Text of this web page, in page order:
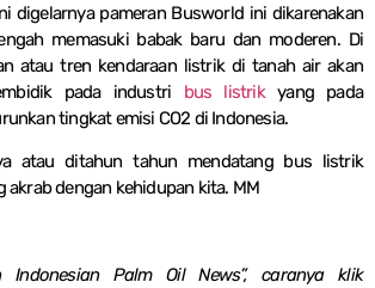
digelarnya pameran Busworld ini dikarenakan
memasuki babak baru dan moderen. Di
atau tren kendaraan listrik di tanah air akan
pada industri bus listrikyang pada
tingkat emisi CO2 di Indonesia.
atau ditahun tahun mendatang bus listrik
akrab dengan kehidupan kita. MM
Indonesian Palm Oil News”, caranya klik